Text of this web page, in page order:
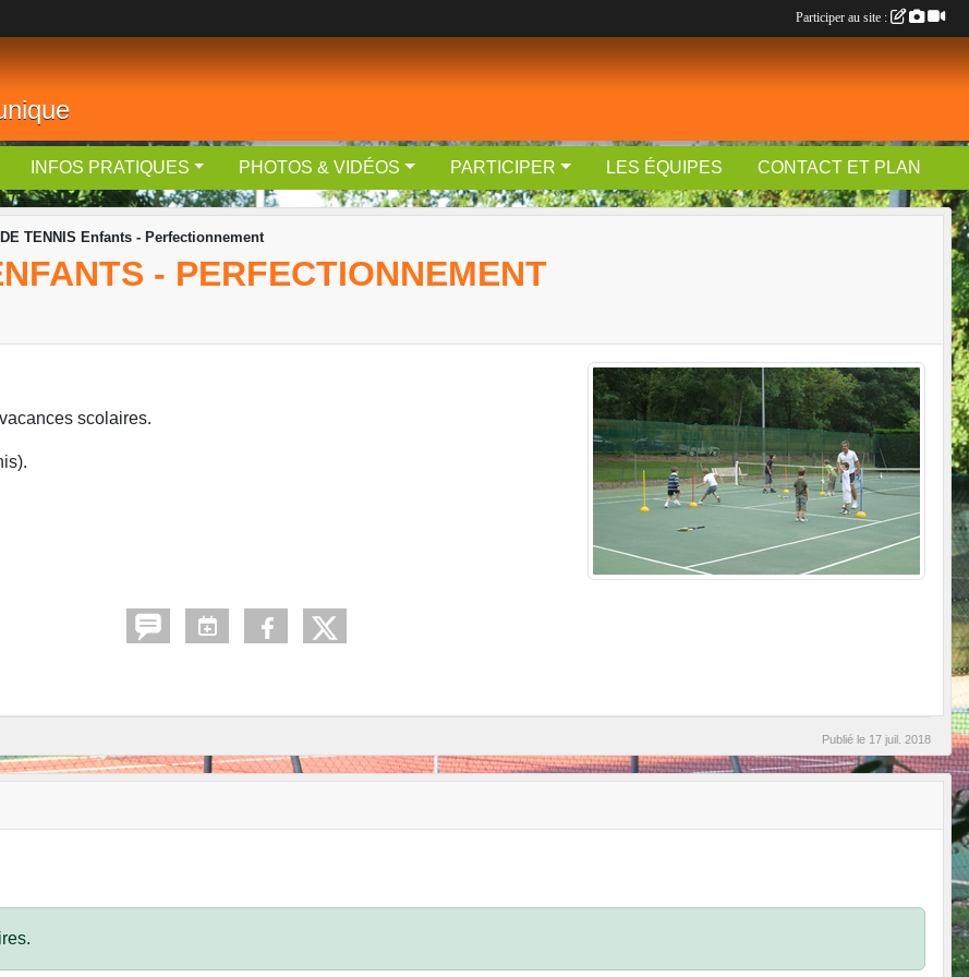
INFOS PRATIQUES PHOTOS & VIDÉOS PARTICIPER LES ÉQUIPES CONTACT ET PLAN
TENNIS Enfants - Perfectionnement
- PERFECTIONNEMENT
scolaires.
Publié le 17 juil. 2018
Participer au site :